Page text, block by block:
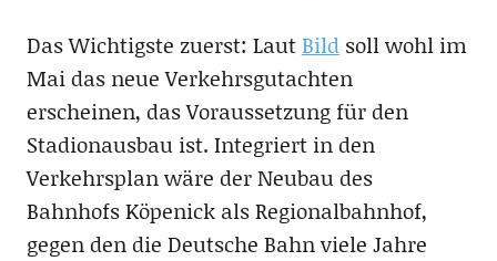
Das Wichtigste zuerst: LautBildsoll wohl im
Mai das neue Verkehrsgutachten
erscheinen, das Voraussetzung für den
Stadionausbau ist. Integriert in den
Verkehrsplan wäre der Neubau des
Bahnhofs Köpenick als Regionalbahnhof,
gegen den die Deutsche Bahn viele Jahre